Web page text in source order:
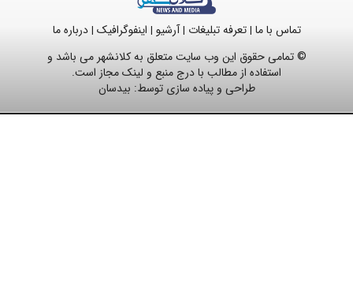
تماس با ما |تعرفه تبلیغات |آرشیو | اینفوگرافیک |درباره ما
© تمامی حقوق این وب سایت متعلق به کلانشهر می باشد و
استفاده از مطالب با درج منبع و لینک مجاز است.
طراحی و پیاده سازی توسط: بیدسان